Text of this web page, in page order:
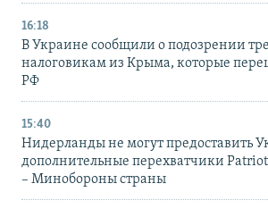
16:18
В Украине сообщили о подозрении
налоговикам из Крыма, которые
РФ
15:40
Нидерланды не могут предоставить
дополнительные перехватчики Patriot
– Минобороны страны